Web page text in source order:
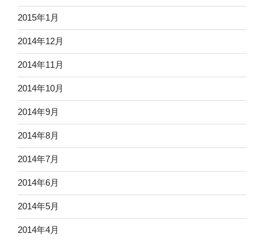
2015年1月
2014年12月
2014年11月
2014年10月
2014年9月
2014年8月
2014年7月
2014年6月
2014年5月
2014年4月